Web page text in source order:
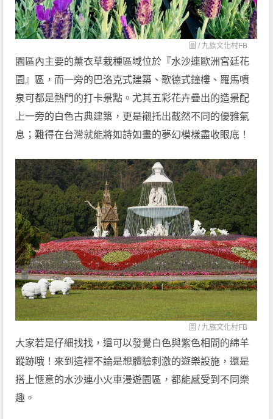
圖 / 九族文化村FB
園區內主要的薰衣草栽種區域位於『水沙連歐洲宮廷花
園』區，而一旁的巴洛克式建築、歌德式鐘樓、羅馬噴
泉可都是熱門的打卡景點。尤其五彩花卉疊出的造景配
上一旁的白色古典建築，更是襯托出截然不同的優雅氣
息；難得在台灣就能將如詩如畫的夢幻模樣盡收眼底！
圖 / 九族文化村FB
大家若是仔細找找，還可以發覺白色與紫色相間的綿羊
蹤跡哦！來到這裡不論是想體驗刺激的遊樂設施，還是
搭上愜意的水沙連小火車漫遊園區，都能感受到不同樂
趣。